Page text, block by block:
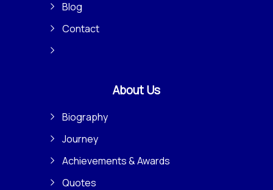
Blog
Contact
About Us
Biography
Journey
Achievements & Awards
Quotes